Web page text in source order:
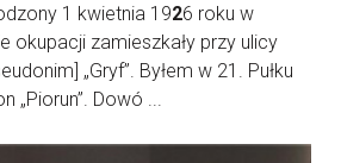
1 kwietnia 1926 roku w
okupacji zamieszkały przy ulicy
„Gryf”. Byłem w 21. Pułku
„Piorun”. Dowó ...